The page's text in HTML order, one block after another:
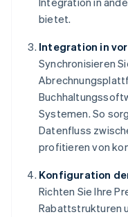
bietet.
Integration in
Synchronisieren
Systemen. So
Datenfluss
profitieren von
Konfiguration
Richten Sie Ihre
Rabattstrukturen